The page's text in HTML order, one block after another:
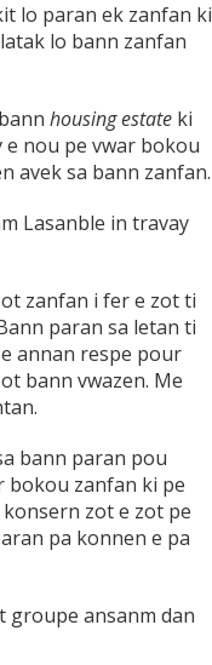
lo paran ek zanfan ki
lo bann zanfan
housing estate ki
nou pe vwar bokou
avek sa bann zanfan.
Lasanble in travay
zanfan i fer e zot ti
paran sa letan ti
annan respe pour
bann vwazen. Me
bann paran pou
bokou zanfan ki pe
zot e zot pe
pa konnen e pa
groupe ansanm dan